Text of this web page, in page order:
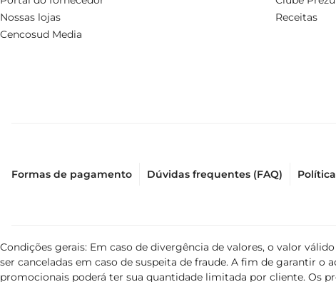
Nossas lojas
Cencosud Media
Receitas
Formas de pagamento Dúvidas frequentes (FAQ)
Condições gerais: Em caso de divergência de valores, o valor
ser canceladas em caso de suspeita de fraude. A fim de garantir
promocionais poderá ter sua quantidade limitada por cliente. Os